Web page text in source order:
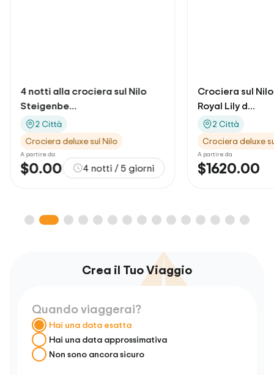
Crociera sul Nilo Movenpick
Royal Lily d...
Crociera deluxe sul Nilo
$1620.00
Royal
Crea il Tuo Viaggio
Quando viaggerai?
Hai una data esatta
Hai una data approssimativa
Non sono ancora sicuro